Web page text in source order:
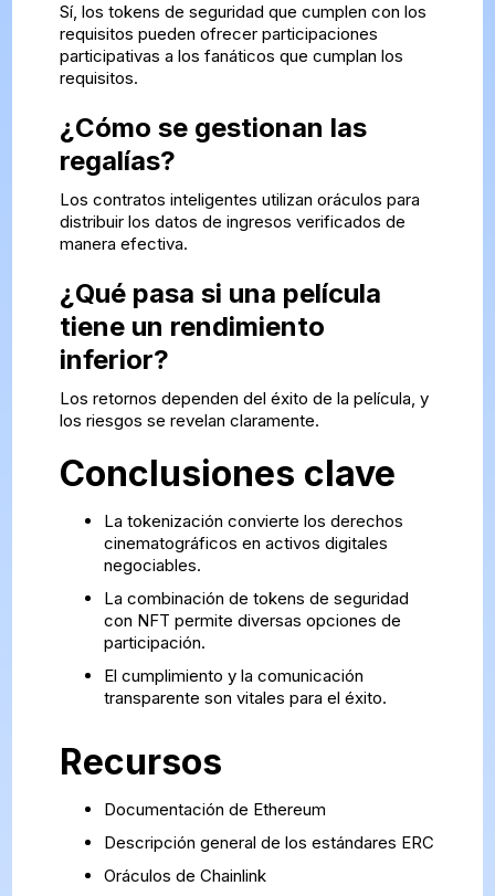
Sí, los tokens de seguridad que cumplen con los
requisitos pueden ofrecer participaciones
participativas a los fanáticos que cumplan los
requisitos.
¿Cómo se gestionan las
regalías?
Los contratos inteligentes utilizan oráculos para
distribuir los datos de ingresos verificados de
manera efectiva.
¿Qué pasa si una película
tiene un rendimiento
inferior?
Los retornos dependen del éxito de la película, y
los riesgos se revelan claramente.
Conclusiones clave
La tokenización convierte los derechos
cinematográficos en activos digitales
negociables.
La combinación de tokens de seguridad
con NFT permite diversas opciones de
participación.
El cumplimiento y la comunicación
transparente son vitales para el éxito.
Recursos
Documentación de Ethereum
Descripción general de los estándares ERC
Oráculos de Chainlink